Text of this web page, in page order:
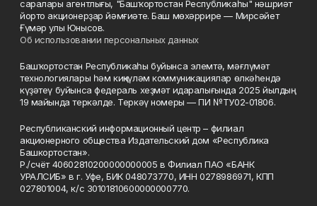
саралары агентлығы, "Башҡортостан Республикаһы" нәшриәт
йорто акционерҙар йәмғиәте. Баш мөхәррире — Мирсәйет
Ғүмәр улы Юнысов.
Об использовании персональных данных
Башҡортостан Республикаһы буйынса элемтә, мәғлүмәт
технологиялары һәм киңкүләм коммуникациялар өлкәһендә
күҙәтеү буйынса федераль хеҙмәт идаралығында 2025 йылдың
19 майында теркәлде. Теркәү номеры — ПИ №ТУ02-01806.
Республиканский информационный центр – филиал
акционерного общества Издательский дом «Республика
Башкортостан».
Р./счёт 40602810200000000005 в Филиал ПАО «БАНК
УРАЛСИБ» в г. Уфе, БИК 048073770, ИНН 0278986971, КПП
027801004, к/с 30101810600000000770.